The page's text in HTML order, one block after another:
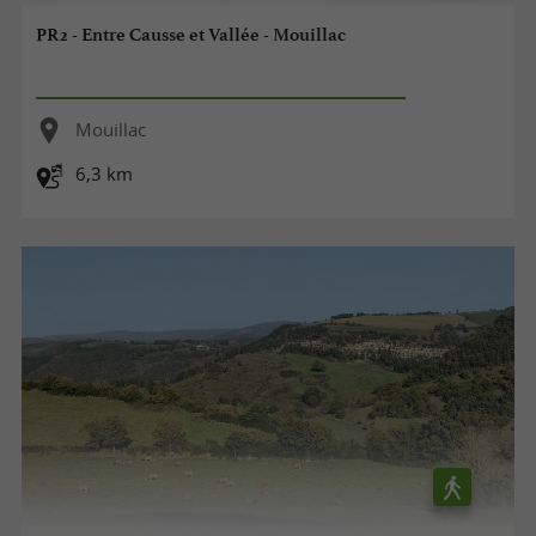
PR2 - Entre Causse et Vallée - Mouillac
Mouillac
6,3 km